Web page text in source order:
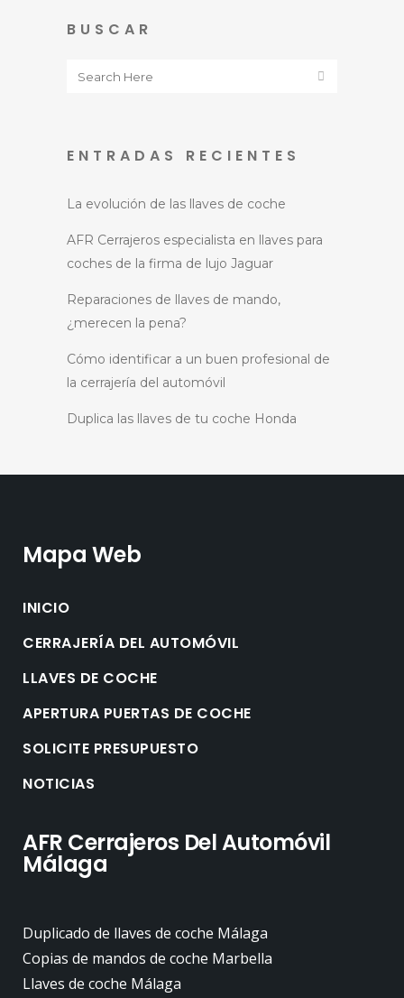
BUSCAR
ENTRADAS RECIENTES
La evolución de las llaves de coche
AFR Cerrajeros especialista en llaves para
coches de la firma de lujo Jaguar
Reparaciones de llaves de mando,
¿merecen la pena?
Cómo identificar a un buen profesional de
la cerrajería del automóvil
Duplica las llaves de tu coche Honda
Mapa Web
INICIO
CERRAJERÍA DEL AUTOMÓVIL
LLAVES DE COCHE
APERTURA PUERTAS DE COCHE
SOLICITE PRESUPUESTO
NOTICIAS
AFR Cerrajeros Del Automóvil
Málaga
Duplicado de llaves de coche Málaga
Copias de mandos de coche Marbella
Llaves de coche Málaga